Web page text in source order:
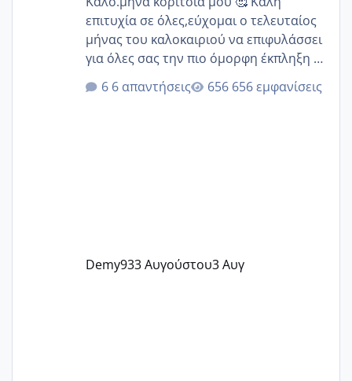
επιτυχία σε όλες,εύχομαι ο τελευταίος
μήνας του καλοκαιριού να επιφυλάσσει
για όλες σας την πιο όμορφη έκπληξη 🧿
@Elk @Melikara86 @Παρασκευαιδου
@Zenia z @melitiniღ @Christi.D.
6 απαντήσεις 656 εμφανίσεις
Demy933 Αυγούστου3 Αυγ